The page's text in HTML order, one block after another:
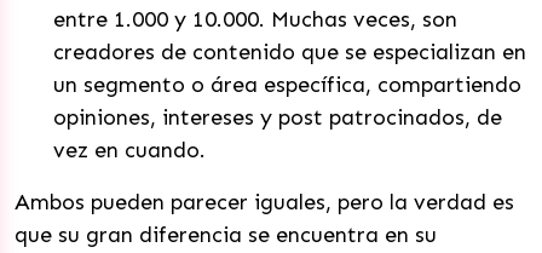
entre 1.000 y 10.000. Muchas veces, son
creadores de contenido que se especializan en
un segmento o área específica, compartiendo
opiniones, intereses y post patrocinados, de
vez en cuando.
Ambos pueden parecer iguales, pero la verdad es
que su gran diferencia se encuentra en su